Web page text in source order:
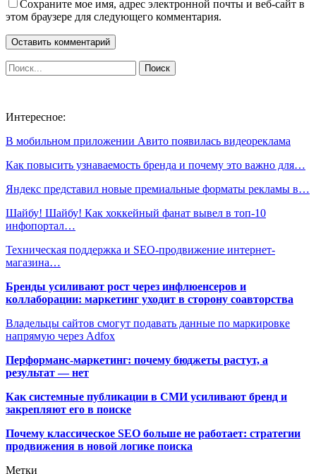
Сохраните мое имя, адрес электронной почты и веб-сайт в
этом браузере для следующего комментария.
Интересное:
В мобильном приложении Авито появилась видеореклама
Как повысить узнаваемость бренда и почему это важно для…
Яндекс представил новые премиальные форматы рекламы в…
Шайбу! Шайбу! Как хоккейный фанат вывел в топ-10
инфопортал…
Техническая поддержка и SEO-продвижение интернет-
магазина…
Бренды усиливают рост через инфлюенсеров и
коллаборации: маркетинг уходит в сторону соавторства
Владельцы сайтов смогут подавать данные по маркировке
напрямую через Adfox
Перформанс-маркетинг: почему бюджеты растут, а
результат — нет
Как системные публикации в СМИ усиливают бренд и
закрепляют его в поиске
Почему классическое SEO больше не работает: стратегии
продвижения в новой логике поиска
Метки